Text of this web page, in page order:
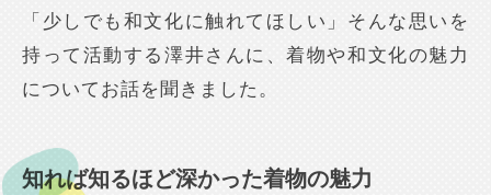
「少しでも和文化に触れてほしい」そんな思いを
持って活動する澤井さんに、着物や和文化の魅力
についてお話を聞きました。
知れば知るほど深かった着物の魅力